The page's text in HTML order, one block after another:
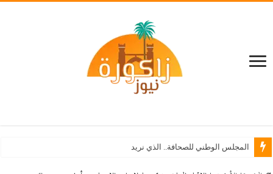
المجلس الوطني للصحافة.. الذي نريد